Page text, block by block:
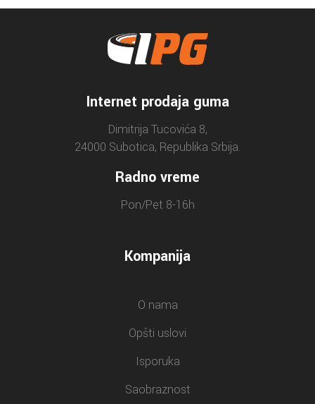
Internet prodaja guma
Dimitrija Tucovića 8,
24000 Subotica, Republika Srbija.
Radno vreme
Pon/Pet 8-16h
Kompanija
O nama
Opšti uslovi
Isporuka
Saobraznost